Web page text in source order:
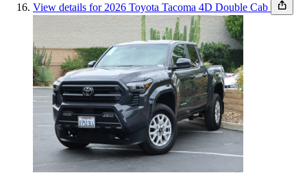
View details for 2026 Toyota Tacoma 4D Double Cab